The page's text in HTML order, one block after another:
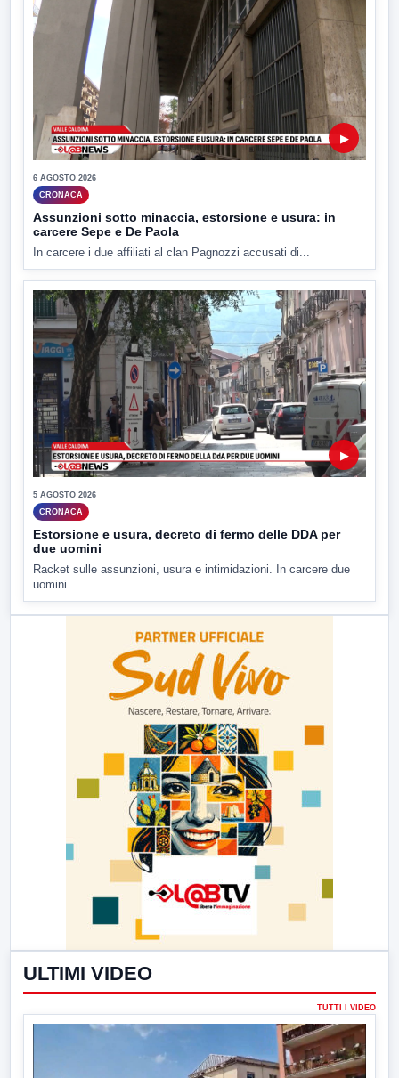
▶
6 AGOSTO 2026
CRONACA
Assunzioni sotto minaccia, estorsione e usura: in
carcere Sepe e De Paola
In carcere i due affiliati al clan Pagnozzi accusati di...
▶
5 AGOSTO 2026
CRONACA
Estorsione e usura, decreto di fermo delle DDA per
due uomini
Racket sulle assunzioni, usura e intimidazioni. In carcere due
uomini...
ULTIMI VIDEO
TUTTI I VIDEO